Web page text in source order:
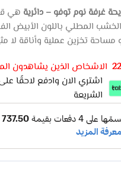
غرفة نوم توفو – دائرية هي
المطلي باللون الأبيض
مساحة تخزين عملية وأناقة لا
22 الاشخاص الذين يشاهدون
الشريعة